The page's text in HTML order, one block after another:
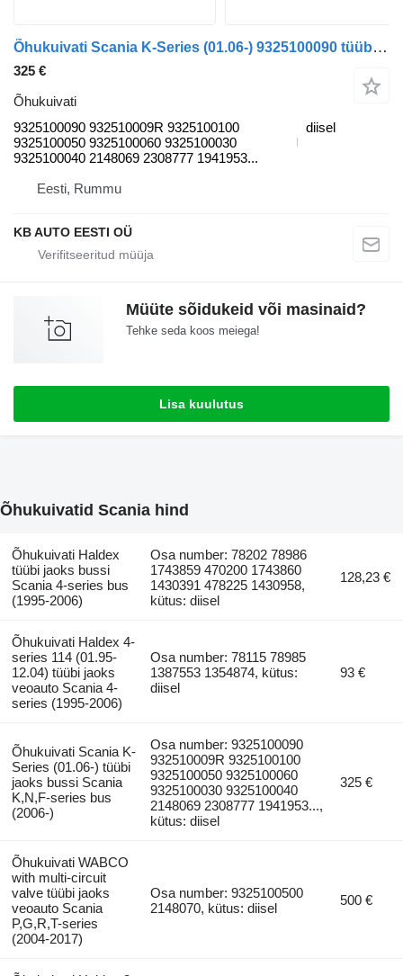
Õhukuivati Scania K-Series (01.06-) 9325100090 tüübi jaoks bussi Scania K,N,F-series bus (2006-)
325 €
Õhukuivati
9325100090 932510009R 9325100100
9325100050 9325100060 9325100030
9325100040 2148069 2308777 1941953...
diisel
Eesti, Rummu
KB AUTO EESTI OÜ
Müüte sõidukeid või masinaid?
Tehke seda koos meiega!
Lisa kuulutus
Õhukuivatid Scania hind
Õhukuivati Haldex
tüübi jaoks bussi
Scania 4-series bus
(1995-2006)
Osa number: 78202 78986
1743859 470200 1743860
1430391 478225 1430958,
kütus: diisel
128,23 €
Õhukuivati Haldex 4-
series 114 (01.95-
12.04) tüübi jaoks
veoauto Scania 4-
series (1995-2006)
Osa number: 78115 78985
1387553 1354874, kütus:
diisel
93 €
Õhukuivati Scania K-
Series (01.06-) tüübi
jaoks bussi Scania
K,N,F-series bus
(2006-)
Osa number: 9325100090
932510009R 9325100100
9325100050 9325100060
9325100030 9325100040
2148069 2308777 1941953...,
kütus: diisel
325 €
Õhukuivati WABCO
with multi-circuit
valve tüübi jaoks
veoauto Scania
P,G,R,T-series
(2004-2017)
Osa number: 9325100500
2148070, kütus: diisel
500 €